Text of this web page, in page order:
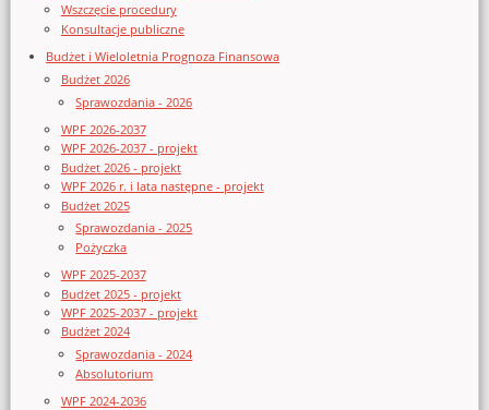
Wszczęcie procedury
Konsultacje publiczne
Budżet i Wieloletnia Prognoza Finansowa
Budżet 2026
Sprawozdania - 2026
WPF 2026-2037
WPF 2026-2037 - projekt
Budżet 2026 - projekt
WPF 2026 r. i lata następne - projekt
Budżet 2025
Sprawozdania - 2025
Pożyczka
WPF 2025-2037
Budżet 2025 - projekt
WPF 2025-2037 - projekt
Budżet 2024
Sprawozdania - 2024
Absolutorium
WPF 2024-2036